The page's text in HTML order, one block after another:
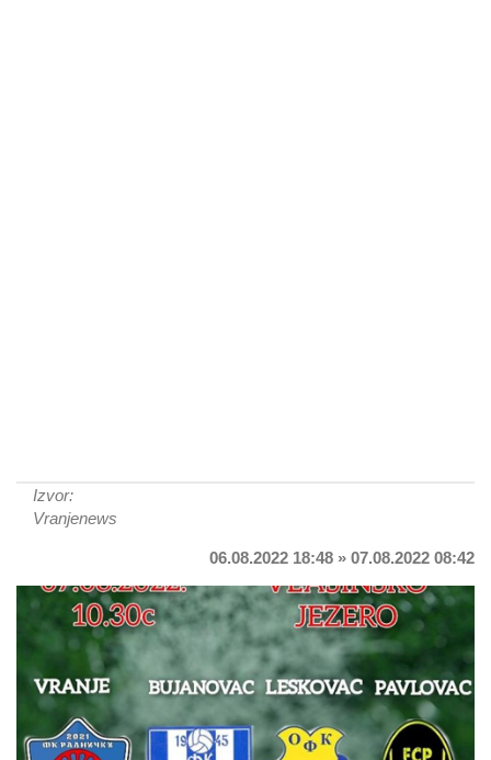
Izvor:
Vranjenews
06.08.2022 18:48 » 07.08.2022 08:42